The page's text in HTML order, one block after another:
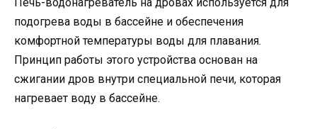
подогрева воды в бассейне и обеспечения
комфортной температуры воды для плавания.
Принцип работы этого устройства основан на
сжигании дров внутри специальной печи, которая
нагревает воду в бассейне.